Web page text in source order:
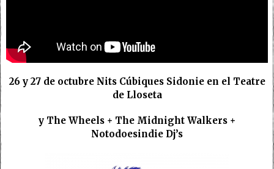
26 y 27 de octubre Nits Cúbiques Sidonie en el Teatre
de Lloseta
y The Wheels + The Midnight Walkers +
Notodoesindie Dj’s